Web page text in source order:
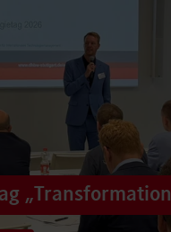
„Transformation